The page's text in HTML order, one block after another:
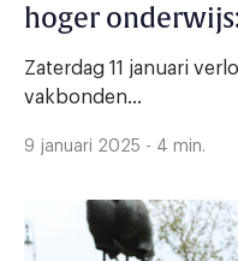
hoger
Zaterdag 11 januari
vakbonden...
9 januari 2025 - 4 min.